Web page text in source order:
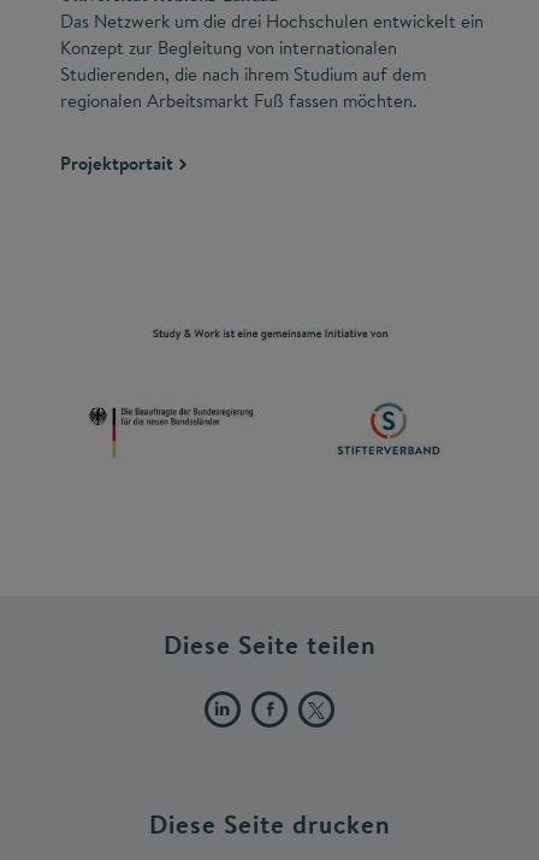
Das Netzwerk um die drei Hochschulen entwickelt ein
Konzept zur Begleitung von internationalen
Studierenden, die nach ihrem Studium auf dem
regionalen Arbeitsmarkt Fuß fassen möchten.
Projektportait
Diese Seite teilen
Diese Seite drucken